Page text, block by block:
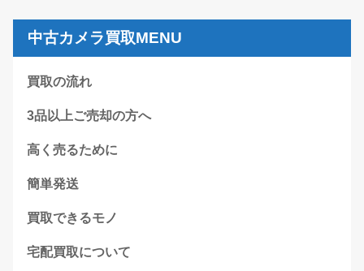
中古カメラ買取MENU
買取の流れ
3品以上ご売却の方へ
高く売るために
簡単発送
買取できるモノ
宅配買取について